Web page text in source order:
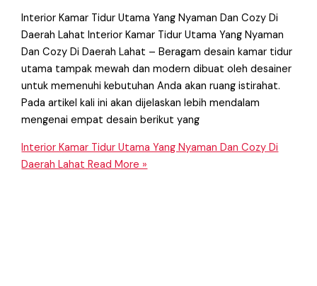
Interior Kamar Tidur Utama Yang Nyaman Dan Cozy Di
Daerah Lahat Interior Kamar Tidur Utama Yang Nyaman
Dan Cozy Di Daerah Lahat – Beragam desain kamar tidur
utama tampak mewah dan modern dibuat oleh desainer
untuk memenuhi kebutuhan Anda akan ruang istirahat.
Pada artikel kali ini akan dijelaskan lebih mendalam
mengenai empat desain berikut yang
Interior Kamar Tidur Utama Yang Nyaman Dan Cozy Di
Daerah Lahat Read More »